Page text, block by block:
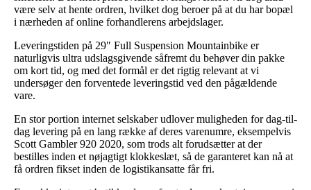
være selv at hente ordren, hvilket dog beroer på at du har bopæl
i nærheden af online forhandlerens arbejdslager.
Leveringstiden på 29″ Full Suspension Mountainbike er
naturligvis ultra udslagsgivende såfremt du behøver din pakke
om kort tid, og med det formål er det rigtig relevant at vi
undersøger den forventede leveringstid ved den pågældende
vare.
En stor portion internet selskaber udlover muligheden for dag-til-
dag levering på en lang række af deres varenumre, eksempelvis
Scott Gambler 920 2020, som trods alt forudsætter at der
bestilles inden et nøjagtigt klokkeslæt, så de garanteret kan nå at
få ordren fikset inden de logistikansatte får fri.